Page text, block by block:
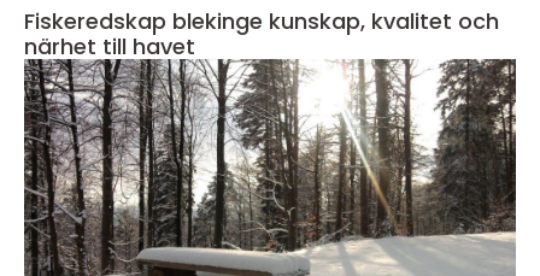
Fiskeredskap blekinge kunskap, kvalitet och
närhet till havet